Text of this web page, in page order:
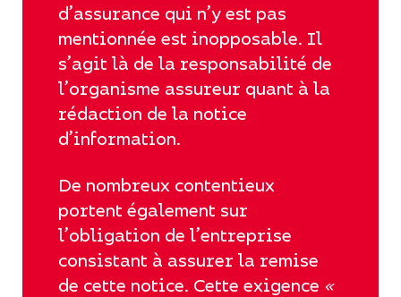
d’assurance qui n’y est pas
mentionnée est inopposable. Il
s’agit là de la responsabilité de
l’organisme assureur quant à la
rédaction de la notice
d’information.
De nombreux contentieux
portent également sur
l’obligation de l’entreprise
consistant à assurer la remise
de cette notice. Cette exigence «